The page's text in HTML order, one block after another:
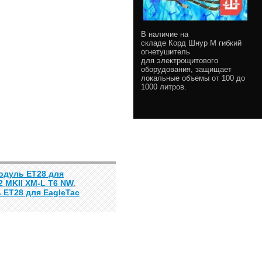
ET28 для
XM-L T6 NW,
для EagleTac
В наличие на
складе Корд Шнур М гибкий
огнетушитель
для электрощитового
оборудования, защищает
локальные объемы от 100 до
1000 литров.